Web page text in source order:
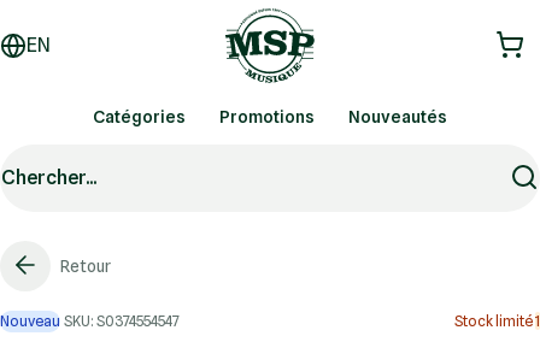
EN
Catégories Promotions Nouveautés
Chercher...
Retour
Nouveau SKU: S0374554547 Stock limité1